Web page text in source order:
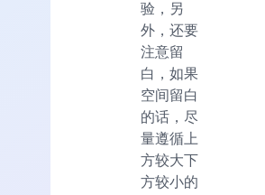
验，另
外，还要
注意留
白，如果
空间留白
的话，尽
量遵循上
方较大下
方较小的